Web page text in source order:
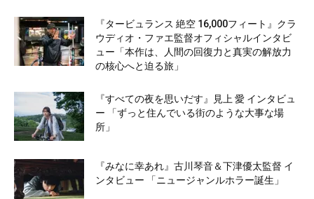
『タービュランス 絶空 16,000フィート』クラ
ウディオ・ファエ監督オフィシャルインタビ
ュー「本作は、人間の回復力と真実の解放力
の核心へと迫る旅」
『すべての夜を思いだす』見上 愛 インタビュ
ー 「ずっと住んでいる街のような大事な場
所」
『みなに幸あれ』古川琴音＆下津優太監督 イ
ンタビュー 「ニュージャンルホラー誕生」